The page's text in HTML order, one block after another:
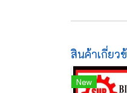
สินค้าเกี่ยว
New